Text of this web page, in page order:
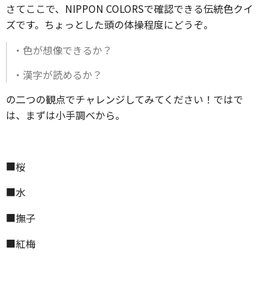
さてここで、NIPPON COLORSで確認できる伝統色クイ
ズです。ちょっとした頭の体操程度にどうぞ。
・色が想像できるか？
・漢字が読めるか？
の二つの観点でチャレンジしてみてください！ではで
は、まずは小手調べから。
■桜
■水
■撫子
■紅梅